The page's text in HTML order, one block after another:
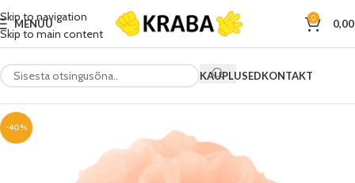
Skip to navigation
Skip to main content
MENÜÜ 0
KAUPLUSEDKONTAKT
-40%